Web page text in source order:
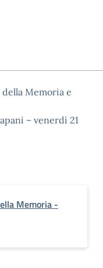
Memoria e
– venerdì 21
Memoria -